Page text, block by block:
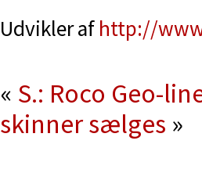
Udvikler af http://
« S.: Roco Geo-
skinner sælges »